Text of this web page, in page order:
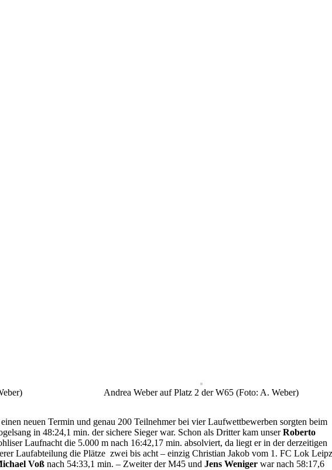
Andrea Weber auf Platz 2 der W65 (Foto: A. Weber)
neuen Termin und genau 200 Teilnehmer bei vier Laufwettbewerben sorgten beim
in 48:24,1 min. der sichere Sieger war. Schon als Dritter kam unserRoberto
Laufnacht die 5.000 m nach 16:42,17 min. absolviert, da liegt er in der derzeitigen
Laufabteilung die Plätze zwei bis acht – einzig Christian Jakob vom 1. FC Lok
Voß nach 54:33,1 min. – Zweiter der M45 undJens Weniger war nach 58:17,6